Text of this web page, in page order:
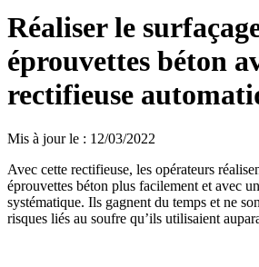
Réaliser le
éprouvettes béton
rectifieuse
Mis à jour le : 12/03/2022
Avec cette rectifieuse, les opérateurs
éprouvettes béton plus facilement et avec
systématique. Ils gagnent du temps et ne
risques liés au soufre qu’ils utilisaient